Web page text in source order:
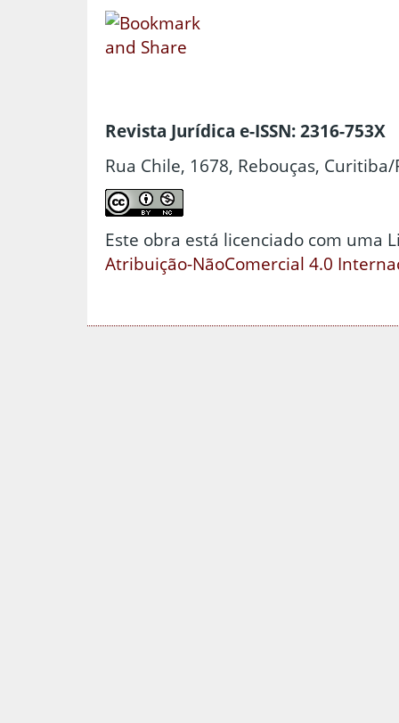
Revista Jurídica e-ISSN: 2316-753X
Rua Chile, 1678, Rebouças, Curitiba/
Este obra está licenciado com uma
Atribuição-NãoComercial 4.0